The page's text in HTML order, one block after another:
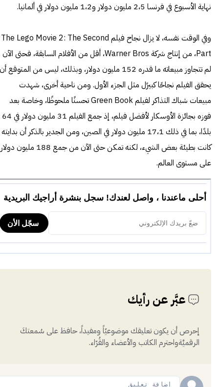
نهاية الأسبوع في فرنسا 2،5 مليون دولار و1،2 مليون دولار في ألمانيا.
وفي الوقت نفسه، لا يزال نجاح فيلم The Lego Movie 2: The Second
Part، من إنتاج شركة Warner Bros، أقل من الأفلام السابقة، فحتى الآن
لم تتجاوز مبيعاته ما قدره 152 مليون دولار، وبذلك، ليس من المتوقع أن
يحقق الفيلم نجاحًا كبيرًل مثل الجزء الأول. ومن ناحية أخرى، شهدت
مبيعات شباك التذاكر لفيلم Green Book تحسنًا ملحوظًا، وخاصة بعد
فوزه بجائزة الأوسكار لأفضل فيلم، إذ جمع الفيلم 31 مليون دولار في 64
بلدًا، بما في ذلك 17،1 مليون دولار في الصين، ومن الجدير بالذكر أن بدايته
كانت بطيئة بعض الشيء، لكنه تمكن حتى الآن من جمع 188 مليون دولار
على مستوى العالم.
عبَّر عن رأيك
إحرص أن يكون تعليقك موضوعيّاً ومفيداً، حافظ على سُمعتكَ
الرقميَّةواحترم الكاتب والأعضاء والقُرّاء.